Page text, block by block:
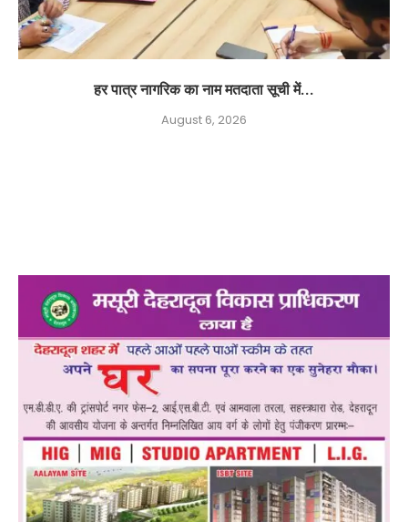
हर पात्र नागरिक का नाम मतदाता सूची में...
August 6, 2026